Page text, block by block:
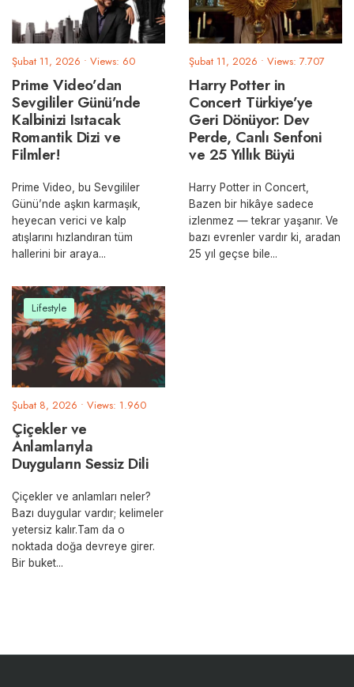
Şubat 11, 2026 • Views: 60
Prime Video’dan
Sevgililer Günü’nde
Kalbinizi Isıtacak
Romantik Dizi ve
Filmler!
Prime Video, bu Sevgililer
Günü’nde aşkın karmaşık,
heyecan verici ve kalp
atışlarını hızlandıran tüm
hallerini bir araya...
Şubat 11, 2026 • Views: 7.707
Harry Potter in
Concert Türkiye’ye
Geri Dönüyor: Dev
Perde, Canlı Senfoni
ve 25 Yıllık Büyü
Harry Potter in Concert,
Bazen bir hikâye sadece
izlenmez — tekrar yaşanır. Ve
bazı evrenler vardır ki, aradan
25 yıl geçse bile...
Lifestyle
Şubat 8, 2026 • Views: 1.960
Çiçekler ve
Anlamlarıyla
Duyguların Sessiz Dili
Çiçekler ve anlamları neler?
Bazı duygular vardır; kelimeler
yetersiz kalır.Tam da o
noktada doğa devreye girer.
Bir buket...